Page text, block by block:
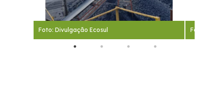
Foto: Divulgação Ecosul Foto: